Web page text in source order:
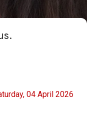
04 April 2026